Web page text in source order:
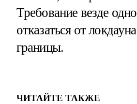
Требование везде
отказаться от
границы.
ЧИТАЙТЕ ТАКЖЕ